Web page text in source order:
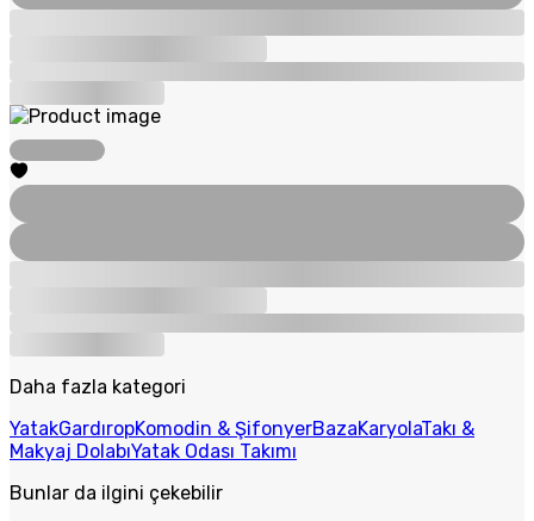
Daha fazla kategori
YatakGardıropKomodin & ŞifonyerBazaKaryolaTakı &
Makyaj DolabıYatak Odası Takımı
Bunlar da ilgini çekebilir